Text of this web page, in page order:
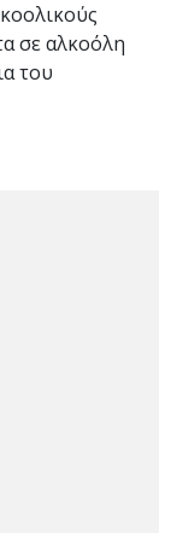
σε αλκοόλη
του